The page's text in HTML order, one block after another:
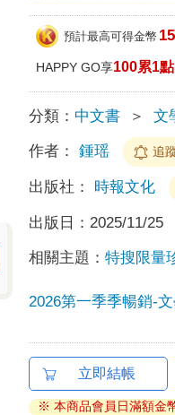
預計最高可得金幣 15
HAPPY GO享100累1
分類： 中文書 ＞ 文
作者： 鍾瑶 追
出版社： 時報文化
出版日： 2025/11/25
相關主題：特搜限量
2026第一季季暢銷-
立即結帳
※ 本商品會員日滿額金